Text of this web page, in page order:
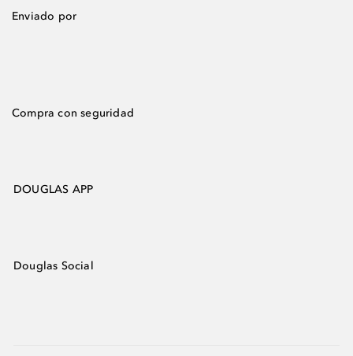
Enviado por
Compra con seguridad
DOUGLAS APP
Douglas Social